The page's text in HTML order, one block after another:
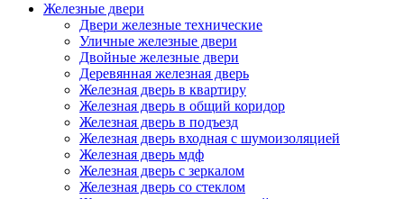
Железные двери
Двери железные технические
Уличные железные двери
Двойные железные двери
Деревянная железная дверь
Железная дверь в квартиру
Железная дверь в общий коридор
Железная дверь в подъезд
Железная дверь входная с шумоизоляцией
Железная дверь мдф
Железная дверь с зеркалом
Железная дверь со стеклом